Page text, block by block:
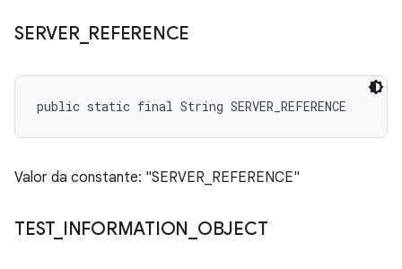
SERVER_ REFERENCE
public static final String SERVER_REFERENCE
Valor da constante: "SERVER_REFERENCE"
TEST_ INFORMATION OBJECT